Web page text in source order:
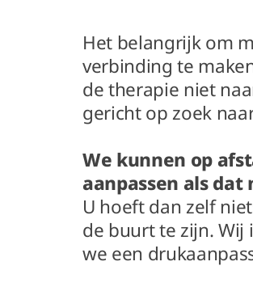
Het belangrijk om
verbinding te
de therapie niet
gericht op zoek
We kunnen op
aanpassen als dat
U hoeft dan zelf
de buurt te zijn.
we een